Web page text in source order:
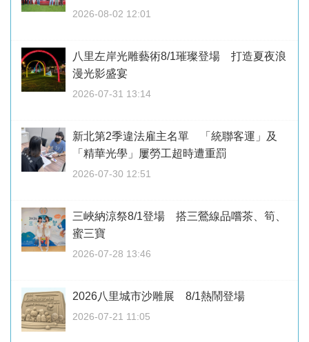
2026-08-02 12:01
八里左岸光雕藝術8/1璀璨登場 打造夏夜浪
漫光影盛宴
2026-07-31 13:14
新北第2季違法雇主名單 「統聯客運」及
「精華光學」屢勞工超時遭重罰
2026-07-30 12:51
三峽納涼祭8/1登場 搭三鶯線品嚐茶、筍、
蜜三寶
2026-07-28 13:46
2026八里城市沙雕展 8/1熱鬧登場
2026-07-21 11:05